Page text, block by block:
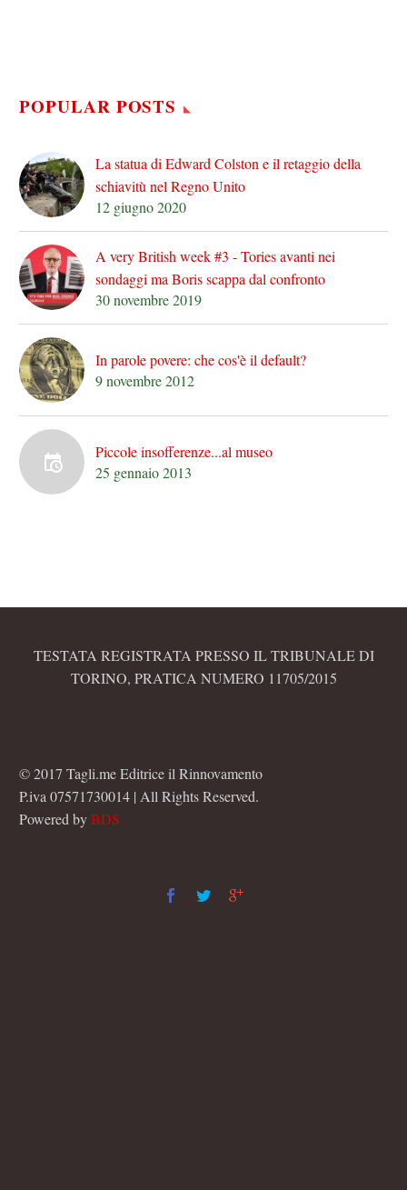
POPULAR POSTS
La statua di Edward Colston e il retaggio della
schiavitù nel Regno Unito
12 giugno 2020
A very British week #3 - Tories avanti nei
sondaggi ma Boris scappa dal confronto
30 novembre 2019
In parole povere: che cos'è il default?
9 novembre 2012
Piccole insofferenze...al museo
25 gennaio 2013
TESTATA REGISTRATA PRESSO IL TRIBUNALE DI
TORINO, PRATICA NUMERO 11705/2015
© 2017 Tagli.me Editrice il Rinnovamento
P.iva 07571730014 | All Rights Reserved.
Powered byBDS